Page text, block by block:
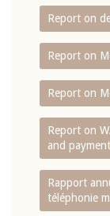
Report on
Report on
Report on
Report on
and
Rapport
téléphonie